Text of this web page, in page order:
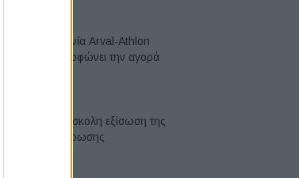
Η συμφωνία Arval-Athlon
αναδιαμορφώνει την αγορά
VW: Η δύσκολη εξίσωση της
αναδιάρθρωσης